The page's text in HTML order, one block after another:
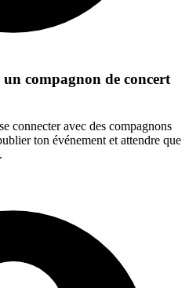
compagnon de concert
connecter avec des compagnons
ton événement et attendre que